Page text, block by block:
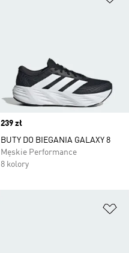
Price
239 zł
BUTY DO BIEGANIA GALAXY 8
Męskie Performance
8 kolory